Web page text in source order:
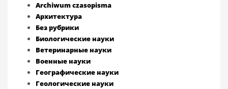
Archiwum czasopisma
Архитектура
Без рубрики
Биологические науки
Ветеринарные науки
Военные науки
Географические науки
Геологические науки